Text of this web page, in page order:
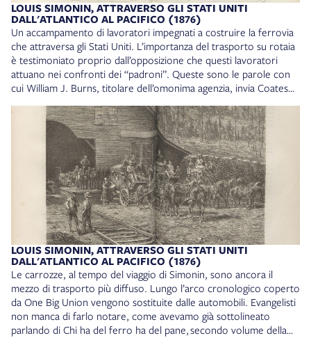
LOUIS SIMONIN, ATTRAVERSO GLI STATI UNITI
DALL'ATLANTICO AL PACIFICO (1876)
Un accampamento di lavoratori impegnati a costruire la ferrovia
che attraversa gli Stati Uniti. L’importanza del trasporto su rotaia
è testimoniato proprio dall’opposizione che questi lavoratori
attuano nei confronti dei “padroni”. Queste sono le parole con
cui William J. Burns, titolare dell’omonima agenzia, invia Coates
ferroviari del tempo, George Pullman: «“Ancora e sempre
ferrovie”, Burns emise un sospiro e inghiottì un pezzetto di
cioccolata. “Per forza. La crescita di questo paese è fondata sul
metallo. Quello dei binari, quello delle acciaierie, quello estratto
dalle miniere. I disturbatori li troviamo sempre lì: nel cuore
stesso della nascita di un sistema. Sono la ruggine che corrode il
metallo appena forgiato. Sono l’equivalente dei tarli per il legno.
Capisci cosa voglio dire?”» (p. 390). Louis Simonin, Attraverso
gli Stati Uniti dall’Atlantico al Pacifico, Milano, F.lli Treves, 1876.
Collocazione: 18* D. V. 17
LOUIS SIMONIN, ATTRAVERSO GLI STATI UNITI
DALL'ATLANTICO AL PACIFICO (1876)
Le carrozze, al tempo del viaggio di Simonin, sono ancora il
mezzo di trasporto più diffuso. Lungo l’arco cronologico coperto
da One Big Union vengono sostituite dalle automobili. Evangelisti
non manca di farlo notare, come avevamo già sottolineato
parlando di Chi ha del ferro ha del pane, secondo volume della